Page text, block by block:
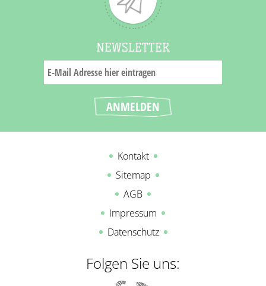
NEWSLETTER
Kontakt
Sitemap
AGB
Impressum
Datenschutz
Folgen Sie uns: